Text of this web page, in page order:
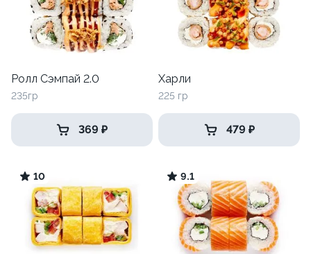
Ролл Сэмпай 2.0
235гр
369 ₽
Харли
225 гр
479 ₽
10 9.1